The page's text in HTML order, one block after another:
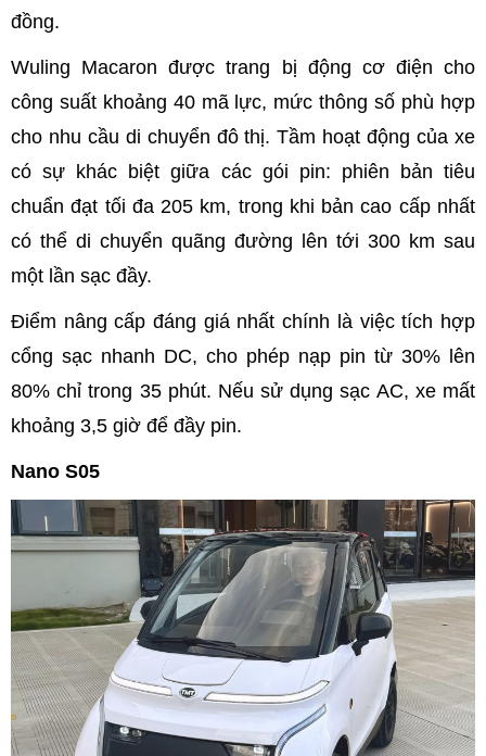
đồng.
Wuling Macaron được trang bị động cơ điện cho
công suất khoảng 40 mã lực, mức thông số phù hợp
cho nhu cầu di chuyển đô thị. Tầm hoạt động của xe
có sự khác biệt giữa các gói pin: phiên bản tiêu
chuẩn đạt tối đa 205 km, trong khi bản cao cấp nhất
có thể di chuyển quãng đường lên tới 300 km sau
một lần sạc đầy.
Điểm nâng cấp đáng giá nhất chính là việc tích hợp
cổng sạc nhanh DC, cho phép nạp pin từ 30% lên
80% chỉ trong 35 phút. Nếu sử dụng sạc AC, xe mất
khoảng 3,5 giờ để đầy pin.
Nano S05